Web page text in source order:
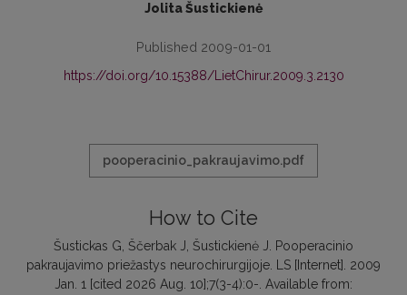
Jolita Šustickienė
Published 2009-01-01
https://doi.org/10.15388/LietChirur.2009.3.2130
pooperacinio_pakraujavimo.pdf
How to Cite
Šustickas G, Ščerbak J, Šustickienė J. Pooperacinio
pakraujavimo priežastys neurochirurgijoje. LS [Internet]. 2009
Jan. 1 [cited 2026 Aug. 10];7(3-4):0-. Available from: